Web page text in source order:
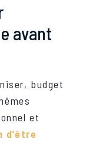
avant
budget
et